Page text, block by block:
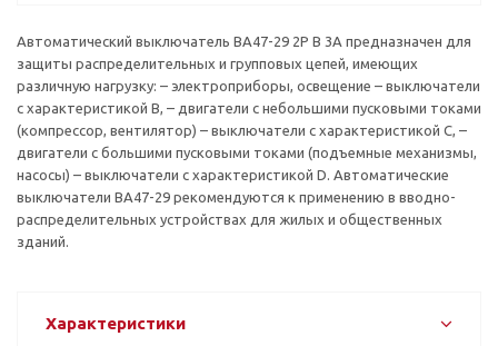
Автоматический выключатель ВА47-29 2P B 3А предназначен для
защиты распределительных и групповых цепей, имеющих
различную нагрузку: – электроприборы, освещение – выключатели
с характеристикой В, – двигатели с небольшими пусковыми токами
(компрессор, вентилятор) – выключатели с характеристикой C, –
двигатели с большими пусковыми токами (подъемные механизмы,
насосы) – выключатели с характеристикой D. Автоматические
выключатели ВА47-29 рекомендуются к применению в вводно-
распределительных устройствах для жилых и общественных
зданий.
Характеристики